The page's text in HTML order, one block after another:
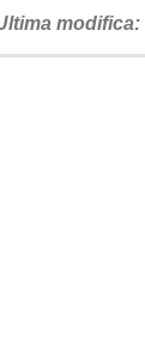
modifica